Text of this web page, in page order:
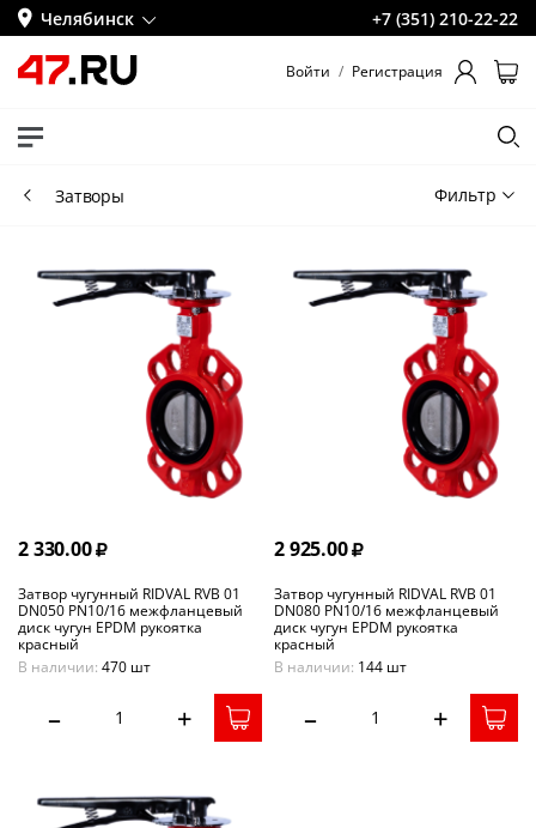
Челябинск +7 (351) 210-22-22
Войти / Регистрация
Затворы Фильтр
2 330.00
Затвор чугунный RIDVAL RVB 01
DN050 PN10/16 межфланцевый
диск чугун EPDM рукоятка
красный
В наличии: 470 шт
– +
2 925.00
Затвор чугунный RIDVAL RVB 01
DN080 PN10/16 межфланцевый
диск чугун EPDM рукоятка
красный
В наличии: 144 шт
– +